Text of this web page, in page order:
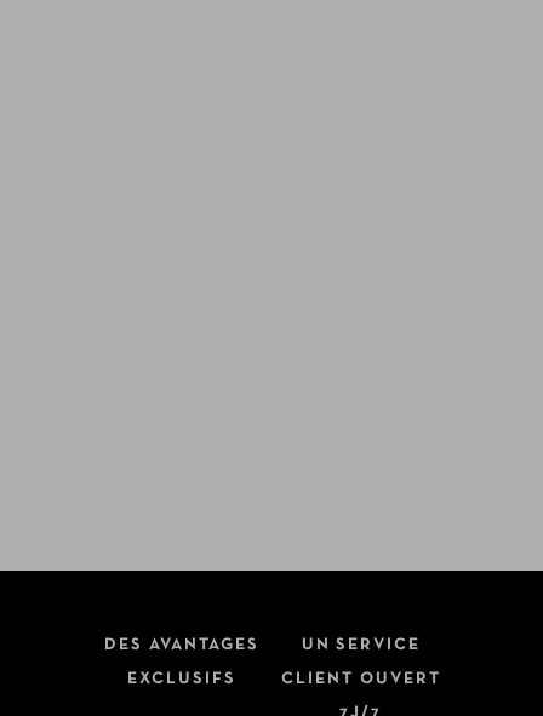
DES AVANTAGES
EXCLUSIFS
UN SERVICE
CLIENT OUVERT